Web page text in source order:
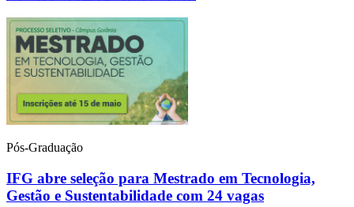
Pós-Graduação
IFG abre seleção para Mestrado em Tecnologia,
Gestão e Sustentabilidade com 24 vagas